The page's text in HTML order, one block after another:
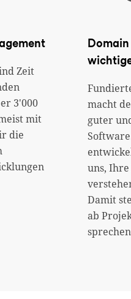
Zeit
3'000
mit
die
macht
guter
uns,
Damit
ab